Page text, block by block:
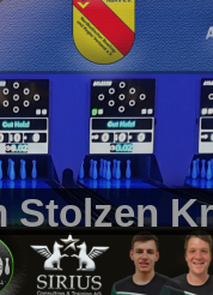
Stolzen